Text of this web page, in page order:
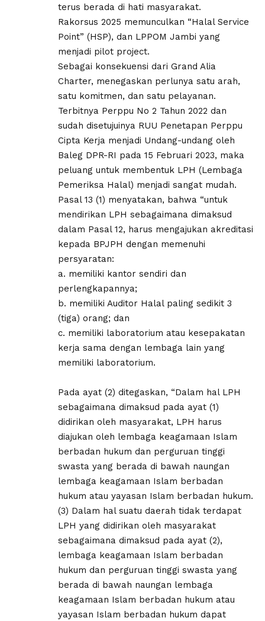
terus berada di hati masyarakat.
Rakorsus 2025 memunculkan “Halal Service
Point” (HSP), dan LPPOM Jambi yang
menjadi pilot project.
Sebagai konsekuensi dari Grand Alia
Charter, menegaskan perlunya satu arah,
satu komitmen, dan satu pelayanan.
Terbitnya Perppu No 2 Tahun 2022 dan
sudah disetujuinya RUU Penetapan Perppu
Cipta Kerja menjadi Undang-undang oleh
Baleg DPR-RI pada 15 Februari 2023, maka
peluang untuk membentuk LPH (Lembaga
Pemeriksa Halal) menjadi sangat mudah.
Pasal 13 (1) menyatakan, bahwa “untuk
mendirikan LPH sebagaimana dimaksud
dalam Pasal 12, harus mengajukan akreditasi
kepada BPJPH dengan memenuhi
persyaratan:
a. memiliki kantor sendiri dan
perlengkapannya;
b. memiliki Auditor Halal paling sedikit 3
(tiga) orang; dan
c. memiliki laboratorium atau kesepakatan
kerja sama dengan lembaga lain yang
memiliki laboratorium.
Pada ayat (2) ditegaskan, “Dalam hal LPH
sebagaimana dimaksud pada ayat (1)
didirikan oleh masyarakat, LPH harus
diajukan oleh lembaga keagamaan Islam
berbadan hukum dan perguruan tinggi
swasta yang berada di bawah naungan
lembaga keagamaan Islam berbadan
hukum atau yayasan Islam berbadan hukum.
(3) Dalam hal suatu daerah tidak terdapat
LPH yang didirikan oleh masyarakat
sebagaimana dimaksud pada ayat (2),
lembaga keagamaan Islam berbadan
hukum dan perguruan tinggi swasta yang
berada di bawah naungan lembaga
keagamaan Islam berbadan hukum atau
yayasan Islam berbadan hukum dapat